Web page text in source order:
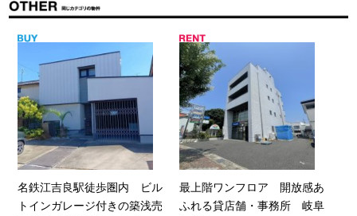
名鉄江吉良駅徒歩圏内 ビル
トインガレージ付きの築浅売
最上階ワンフロア 開放感あ
ふれる貸店舗・事務所 岐阜